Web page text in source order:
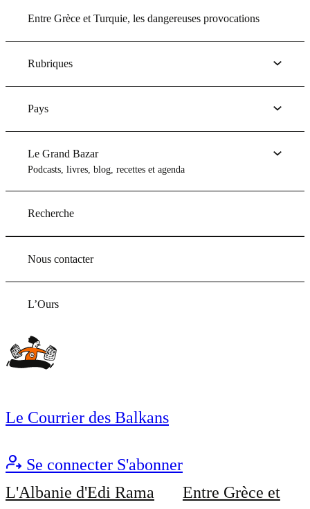
Entre Grèce et Turquie, les dangereuses provocations
Rubriques
Pays
Le Grand Bazar
Podcasts, livres, blog, recettes et agenda
Recherche
Nous contacter
L’Ours
Le Courrier des Balkans
Se connecter S'abonner
L'Albanie d'Edi Rama
Entre Grèce et